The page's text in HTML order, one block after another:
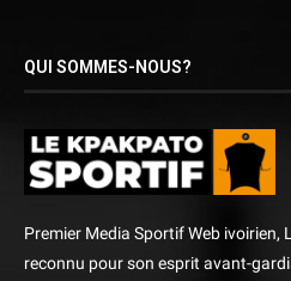
QUI SOMMES-NOUS?
Premier Media Sportif Web ivoirien,
reconnu pour son esprit avant-